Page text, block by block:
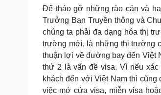
Để tháo gỡ những rào cản và
Trưởng Ban Truyền thông và
chúng ta phải đa dạng hóa thị
trường mới, là những thị trường
thuận lợi về đường bay đến Việt
thứ 2 là vấn đề visa. Vì nếu
khách đến với Việt Nam thì
việc mở cửa visa, miễn visa